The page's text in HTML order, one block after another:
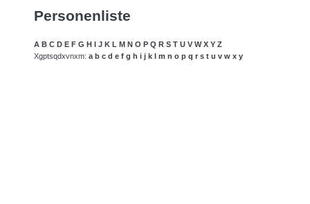
Personenliste
A B C D E F G H I J K L M N O P Q R S T U V W X Y Z
Xgptsqdxvnxm: a b c d e f g h i j k l m n o p q r s t u v w x y